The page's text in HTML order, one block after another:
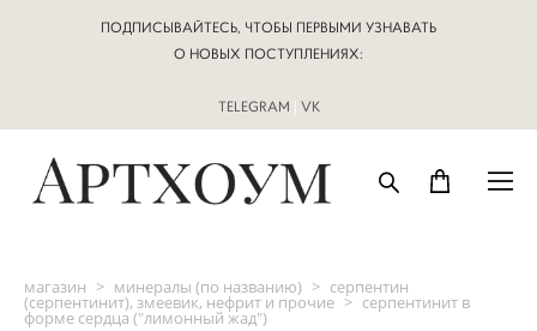
ПОДПИСЫВАЙТЕСЬ, ЧТОБЫ ПЕРВЫМИ УЗНАВАТЬ
О НОВЫХ ПОСТУПЛЕНИЯХ:
TELEGRAM | VK
магазин > минералы (по названию) > серпентин
(серпентинит), змеевик, нефрит и прочие > серпентинит в
форме сердца ("лимонный жад")